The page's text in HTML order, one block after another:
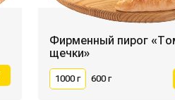
Фирменный пирог
щечки»
1000 г 600 г